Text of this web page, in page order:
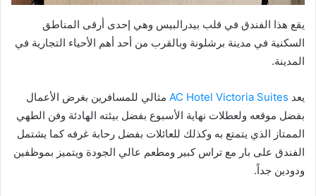
يقع هذا الفندق في قلب بيدرالبيس وهي إحدى أرقى المناطق
السكنية في مدينة برشلونة وبالقرب من أحد أهم الأحياء التجارية في
المدينة.
يعد AC Hotel Victoria Suites مثالي للمسافرين بغرض الأعمال
بفضل موقعه ولعطلات نهاية الأسبوع بفضل بيئته الهادئة وفن الطهي
الممتاز الذي يتمتع به وكذلك للعائلات بفضل رحابة غرفه كما يشتمل
الفندق على بار مع تراس كبير ومطعم عالي الجودة ويتميز بموظفين
ودودين جداً.